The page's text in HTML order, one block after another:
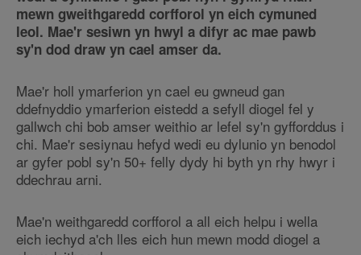
mewn gweithgaredd corfforol yn eich cymuned
leol. Mae'r sesiwn yn hwyl a difyr ac mae pawb
sy'n dod draw yn cael amser da.
Mae'r holl ymarferion yn cael eu gwneud gan
ddefnyddio ymarferion eistedd a sefyll diogel fel y
gallwch chi bob amser weithio ar lefel sy'n gyfforddus i
chi. Mae'r sesiynau hefyd wedi eu dylunio yn benodol
ar gyfer pobl sy'n 50+ felly dydy hi byth yn rhy hwyr i
ddechrau arni.
Mae'n weithgaredd corfforol a all eich helpu i wella
eich iechyd a'ch lles eich hun mewn modd diogel a